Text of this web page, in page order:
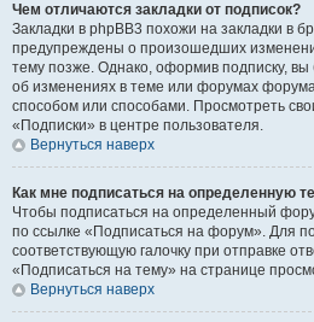
Чем отличаются закладки от подписок?
Закладки в phpBB3 похожи на закладки в
предупреждены о произошедших
тему позже. Однако, оформив подписку, вы
об изменениях в теме или форумах
способом или способами. Просмотреть
«Подписки» в центре пользователя.
Вернуться наверх
Как мне подписаться на определенную
Чтобы подписаться на определенный
по ссылке «Подписаться на форум». Для
соответствующую галочку при отправке
«Подписаться на тему» на странице
Вернуться наверх